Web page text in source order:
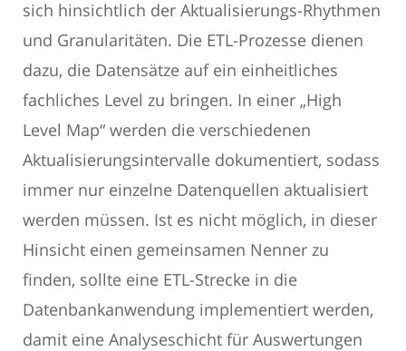
sich hinsichtlich der Aktualisierungs-Rhythmen
und Granularitäten. Die ETL-Prozesse dienen
dazu, die Datensätze auf ein einheitliches
fachliches Level zu bringen. In einer „High
Level Map“ werden die verschiedenen
Aktualisierungsintervalle dokumentiert, sodass
immer nur einzelne Datenquellen aktualisiert
werden müssen. Ist es nicht möglich, in dieser
Hinsicht einen gemeinsamen Nenner zu
finden, sollte eine ETL-Strecke in die
Datenbankanwendung implementiert werden,
damit eine Analyseschicht für Auswertungen